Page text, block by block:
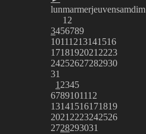
lunmarmerjeuvensamdim
12
3456789
10111213141516
17181920212223
24252627282930
31
12345
6789101112
13141516171819
20212223242526
2728293031